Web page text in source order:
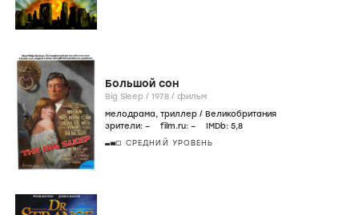
Большой сон
Big Sleep / 1978 / фильм
мелодрама, триллер / Великобритания
зрители: – film.ru: – IMDb: 5,8
СРЕДНИЙ УРОВЕНЬ